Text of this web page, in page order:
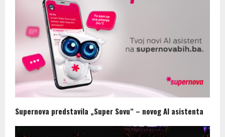
Supernova predstavila „Super Sovu“ – novog AI asistenta